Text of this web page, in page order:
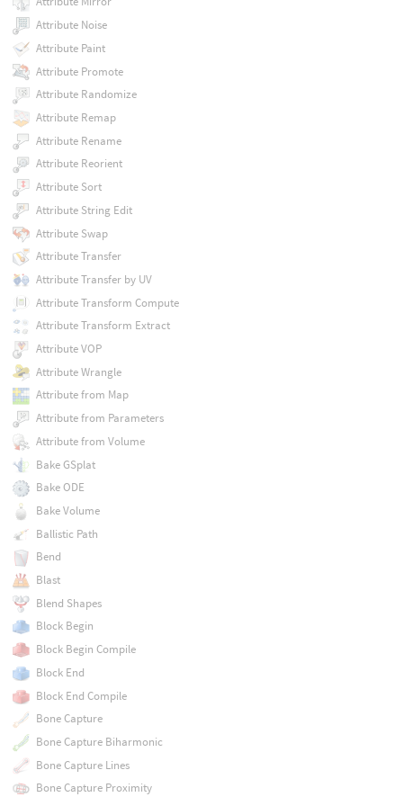
Attribute Noise
Attribute Paint
Attribute Promote
Attribute Randomize
Attribute Remap
Attribute Rename
Attribute Reorient
Attribute Sort
Attribute String Edit
Attribute Swap
Attribute Transfer
Attribute Transfer by UV
Attribute Transform Compute
Attribute Transform Extract
Attribute VOP
Attribute Wrangle
Attribute from Map
Attribute from Parameters
Attribute from Volume
Bake GSplat
Bake ODE
Bake Volume
Ballistic Path
Bend
Blast
Blend Shapes
Block Begin
Block Begin Compile
Block End
Block End Compile
Bone Capture
Bone Capture Biharmonic
Bone Capture Lines
Bone Capture Proximity